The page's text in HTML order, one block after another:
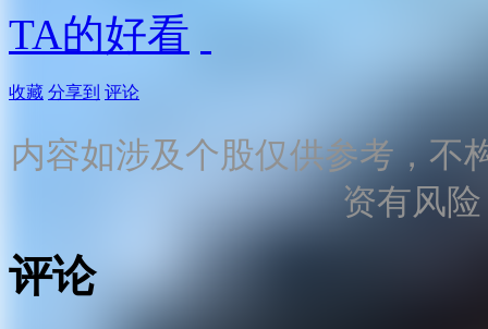
TA的好看
收藏 分享到 评论
内容如涉及个股仅供参考，不
资有风
评论